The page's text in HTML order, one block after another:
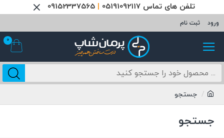
تلفن های تماس 05191092117 09152337565
ورود ثبت نام
0
جستجو
جستجو